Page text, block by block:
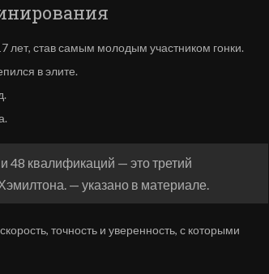
лет, став самым молодым участником гонки.
в элите.
48 квалификаций — это третий
— указано в материале.
точность и уверенность, с которыми